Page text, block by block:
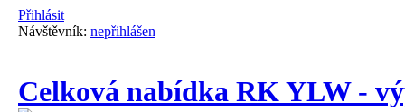
Přihlásit
Návštěvník: nepřihlášen
Celková nabídka RK YLW -